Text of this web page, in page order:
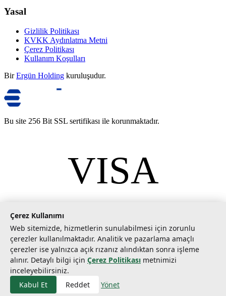
Yasal
Gizlilik Politikası
KVKK Aydınlatma Metni
Çerez Politikası
Kullanım Koşulları
Bir Ergün Holding kuruluşudur.
Bu site 256 Bit SSL sertifikası ile korunmaktadır.
VISA
mastercard
2026Tarımcom Tarım ve Teknoloji A.Ş. Tüm hakları saklıdır.